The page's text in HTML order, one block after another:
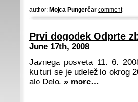
author: Mojca Pungerčar comment
Prvi dogodek Odprte
June 17th, 2008
Javnega posveta 11. 6.
kulturi se je udeležilo okrog
alo Delo. » more…